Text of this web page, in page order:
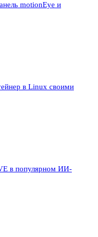
motionEye и
в Linux своими
в популярном ИИ-